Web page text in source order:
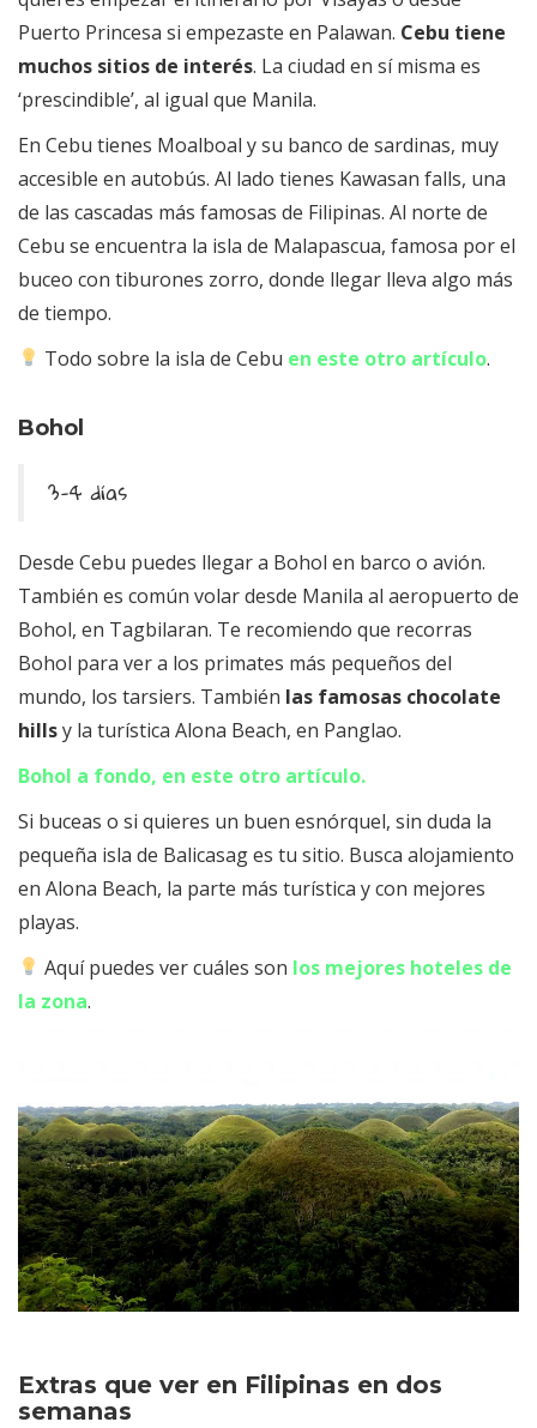
Puerto Princesa si empezaste en Palawan. Cebu tiene
muchos sitios de interés. La ciudad en sí misma es
‘prescindible’, al igual que Manila.
En Cebu tienes Moalboal y su banco de sardinas, muy
accesible en autobús. Al lado tienes Kawasan falls, una
de las cascadas más famosas de Filipinas. Al norte de
Cebu se encuentra la isla de Malapascua, famosa por el
buceo con tiburones zorro, donde llegar lleva algo más
de tiempo.
Todo sobre la isla de Cebu en este otro artículo.
Bohol
3-4 días
Desde Cebu puedes llegar a Bohol en barco o avión.
También es común volar desde Manila al aeropuerto de
Bohol, en Tagbilaran. Te recomiendo que recorras
Bohol para ver a los primates más pequeños del
mundo, los tarsiers. También las famosas chocolate
hillsy la turística Alona Beach, en Panglao.
Bohol a fondo, en este otro artículo.
Si buceas o si quieres un buen esnórquel, sin duda la
pequeña isla de Balicasag es tu sitio. Busca alojamiento
en Alona Beach, la parte más turística y con mejores
playas.
Aquí puedes ver cuáles son los mejores hoteles de
la zona.
Extras que ver en Filipinas en dos
semanas